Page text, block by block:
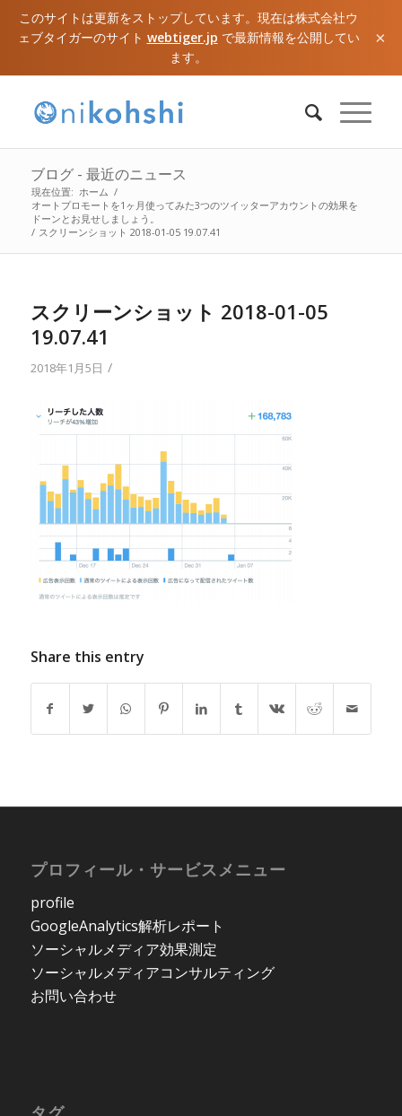
このサイトは更新をストップしています。現在は株式会社ウ
ェブタイガーのサイト webtiger.jp で最新情報を公開してい
ます。
×
ブログ - 最近のニュース
現在位置: ホーム /
オートプロモートを1ヶ月使ってみた3つのツイッターアカウントの効果を
ドーンとお見せしましょう。
/ スクリーンショット 2018-01-05 19.07.41
スクリーンショット 2018-01-05
19.07.41
2018年1月5日 /
Share this entry
プロフィール・サービスメニュー
profile
GoogleAnalytics解析レポート
ソーシャルメディア効果測定
ソーシャルメディアコンサルティング
お問い合わせ